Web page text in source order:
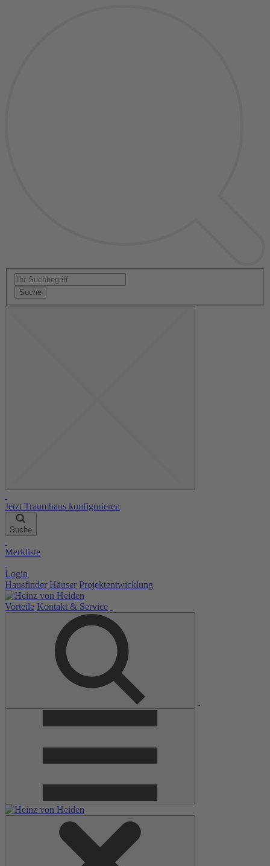
Suche
Jetzt Traumhaus konfigurieren
Suche
Merkliste
Login
Hausfinder Häuser Projektentwicklung
Vorteile Kontakt & Service